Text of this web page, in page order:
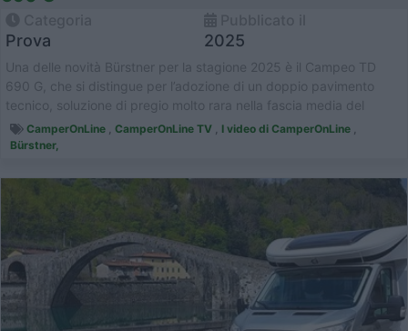
Prova 2025
Una delle novità Bürstner per la stagione 2025 è il Campeo TD
690 G, che si distingue per l’adozione di un doppio pavimento
tecnico, soluzione di pregio molto rara nella fascia media del
mercato ...
CamperOnLine , CamperOnLine TV , I video di CamperOnLine ,
Bürstner,